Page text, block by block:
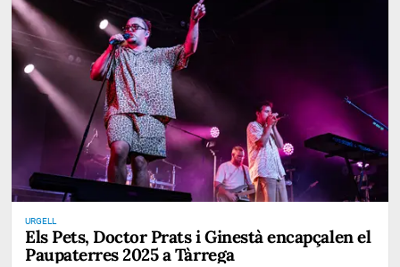
URGELL
Els Pets, Doctor Prats i Ginestà encapçalen el
Paupaterres 2025 a Tàrrega